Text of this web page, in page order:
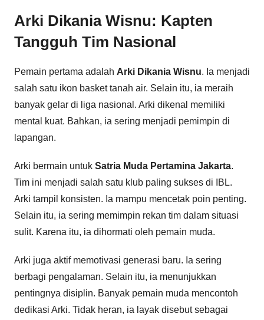
Arki Dikania Wisnu: Kapten
Tangguh Tim Nasional
Pemain pertama adalah Arki Dikania Wisnu. Ia menjadi
salah satu ikon basket tanah air. Selain itu, ia meraih
banyak gelar di liga nasional. Arki dikenal memiliki
mental kuat. Bahkan, ia sering menjadi pemimpin di
lapangan.
Arki bermain untuk Satria Muda Pertamina Jakarta.
Tim ini menjadi salah satu klub paling sukses di IBL.
Arki tampil konsisten. Ia mampu mencetak poin penting.
Selain itu, ia sering memimpin rekan tim dalam situasi
sulit. Karena itu, ia dihormati oleh pemain muda.
Arki juga aktif memotivasi generasi baru. Ia sering
berbagi pengalaman. Selain itu, ia menunjukkan
pentingnya disiplin. Banyak pemain muda mencontoh
dedikasi Arki. Tidak heran, ia layak disebut sebagai